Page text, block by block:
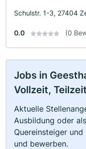
Schulstr. 1-3, 27404
0.0 (0
Jobs in
Vollzeit,
Aktuelle
Ausbildung oder
Quereinsteiger
und bewerben.